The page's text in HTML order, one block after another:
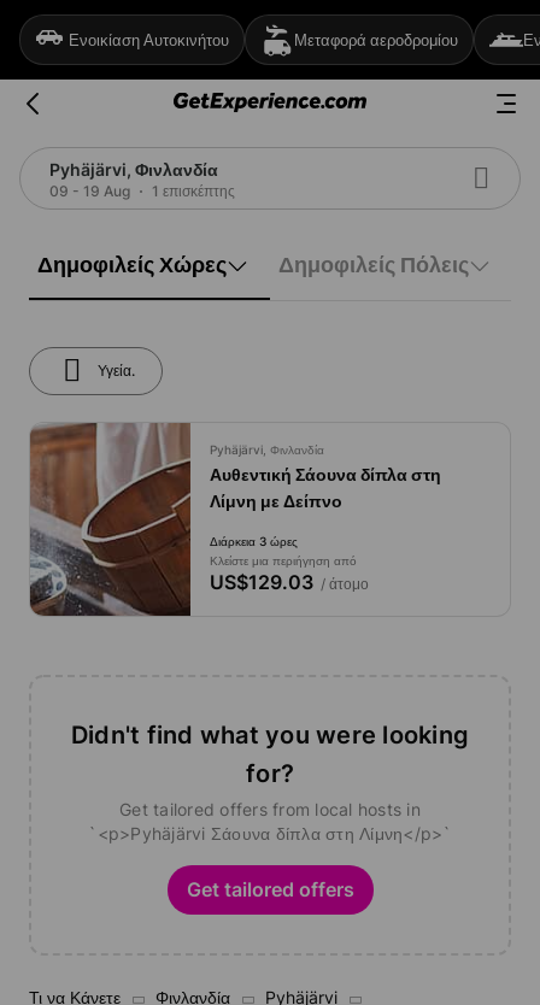
Ενοικίαση Αυτοκινήτου Μεταφορά αεροδρομίου
Pyhäjärvi, Φινλανδία
09 - 19 Aug 1 επισκέπτης
Δημοφιλείς Χώρες Δημοφιλείς Πόλεις
Υγεία.
Pyhäjärvi, Φινλανδία
Αυθεντική Σάουνα δίπλα στη
Λίμνη με Δείπνο
Διάρκεια 3 ώρες
Κλείστε μια περιήγηση από
US$129.03/ άτομο
Didn't find what you were looking
for?
Get tailored offers from local hosts in
`<p>Pyhäjärvi Σάουνα δίπλα στη Λίμνη</p>`
Get tailored offers
Τι να Κάνετε Φινλανδία
Pyhäjärvi